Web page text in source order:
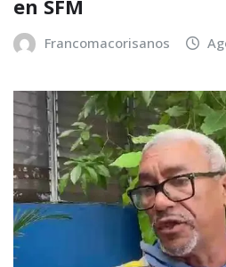
en SFM
Francomacorisanos